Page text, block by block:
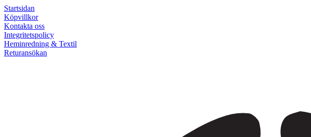
Startsidan
Köpvillkor
Kontakta oss
Integritetspolicy
Heminredning & Textil
Returansökan